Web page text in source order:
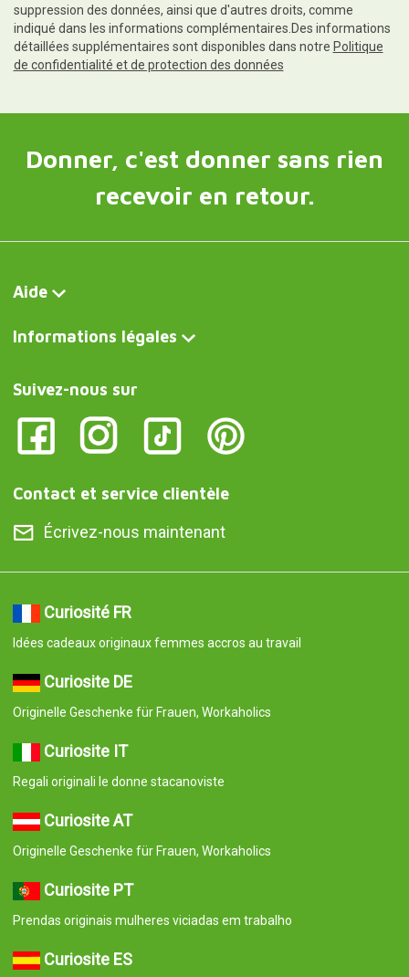
suppression des données, ainsi que d'autres droits, comme
indiqué dans les informations complémentaires.Des informations
détaillées supplémentaires sont disponibles dans notre Politique
de confidentialité et de protection des données
Donner, c'est donner sans rien
recevoir en retour.
Aide
Informations légales
Suivez-nous sur
Contact et service clientèle
Écrivez-nous maintenant
Curiosité FR
Idées cadeaux originaux femmes accros au travail
Curiosite DE
Originelle Geschenke für Frauen, Workaholics
Curiosite IT
Regali originali le donne stacanoviste
Curiosite AT
Originelle Geschenke für Frauen, Workaholics
Curiosite PT
Prendas originais mulheres viciadas em trabalho
Curiosite ES